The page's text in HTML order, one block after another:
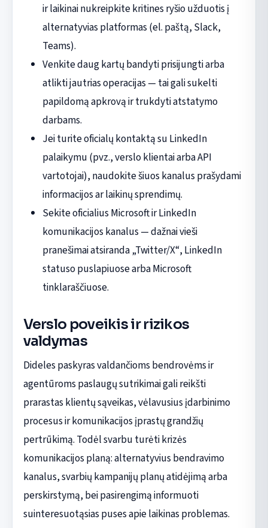
ir laikinai nukreipkite kritines ryšio užduotis į
alternatyvias platformas (el. paštą, Slack,
Teams).
Venkite daug kartų bandyti prisijungti arba
atlikti jautrias operacijas — tai gali sukelti
papildomą apkrovą ir trukdyti atstatymo
darbams.
Jei turite oficialų kontaktą su LinkedIn
palaikymu (pvz., verslo klientai arba API
vartotojai), naudokite šiuos kanalus prašydami
informacijos ar laikinų sprendimų.
Sekite oficialius Microsoft ir LinkedIn
komunikacijos kanalus — dažnai vieši
pranešimai atsiranda „Twitter/X“, LinkedIn
statuso puslapiuose arba Microsoft
tinklaraščiuose.
Verslo poveikis ir rizikos
valdymas
Dideles paskyras valdančioms bendrovėms ir
agentūroms paslaugų sutrikimai gali reikšti
prarastas klientų sąveikas, vėlavusius įdarbinimo
procesus ir komunikacijos įprastų grandžių
pertrūkimą. Todėl svarbu turėti krizės
komunikacijos planą: alternatyvius bendravimo
kanalus, svarbių kampanijų planų atidėjimą arba
perskirstymą, bei pasirengimą informuoti
suinteresuotąsias puses apie laikinas problemas.